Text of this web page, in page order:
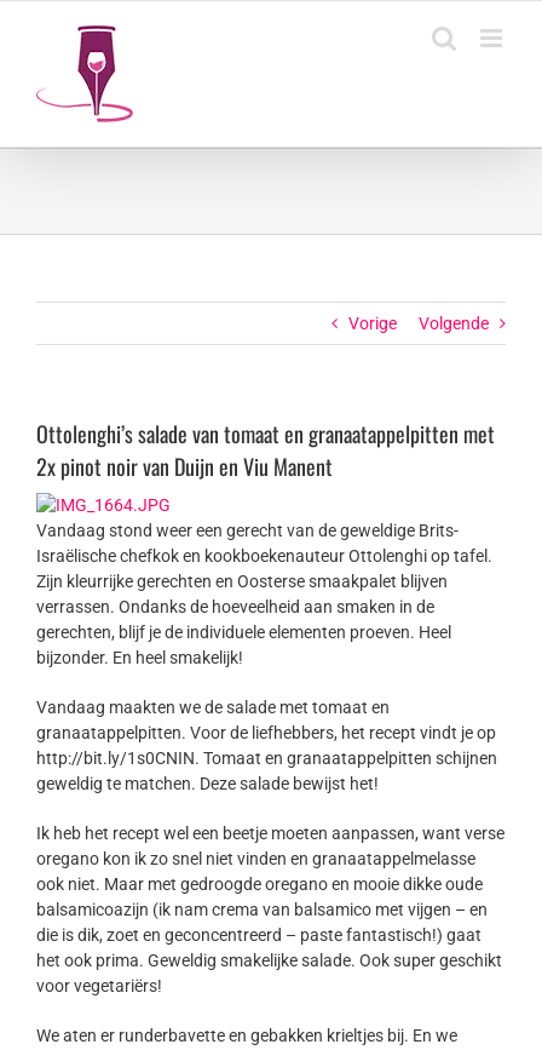
Vorige Volgende
Ottolenghi’s salade van tomaat en granaatappelpitten met
2x pinot noir van Duijn en Viu Manent
Vandaag stond weer een gerecht van de geweldige Brits-
Israëlische chefkok en kookboekenauteur Ottolenghi op tafel.
Zijn kleurrijke gerechten en Oosterse smaakpalet blijven
verrassen. Ondanks de hoeveelheid aan smaken in de
gerechten, blijf je de individuele elementen proeven. Heel
bijzonder. En heel smakelijk!
Vandaag maakten we de salade met tomaat en
granaatappelpitten. Voor de liefhebbers, het recept vindt je op
http://bit.ly/1s0CNIN. Tomaat en granaatappelpitten schijnen
geweldig te matchen. Deze salade bewijst het!
Ik heb het recept wel een beetje moeten aanpassen, want verse
oregano kon ik zo snel niet vinden en granaatappelmelasse
ook niet. Maar met gedroogde oregano en mooie dikke oude
balsamicoazijn (ik nam crema van balsamico met vijgen – en
die is dik, zoet en geconcentreerd – paste fantastisch!) gaat
het ook prima. Geweldig smakelijke salade. Ook super geschikt
voor vegetariërs!
We aten er runderbavette en gebakken krieltjes bij. En we